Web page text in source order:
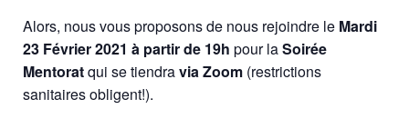
Alors, nous vous proposons de nous rejoindre le Mardi
23 Février 2021 à partir de 19h pour laSoirée
Mentoratqui se tiendravia Zoom (restrictions
sanitaires obligent!).